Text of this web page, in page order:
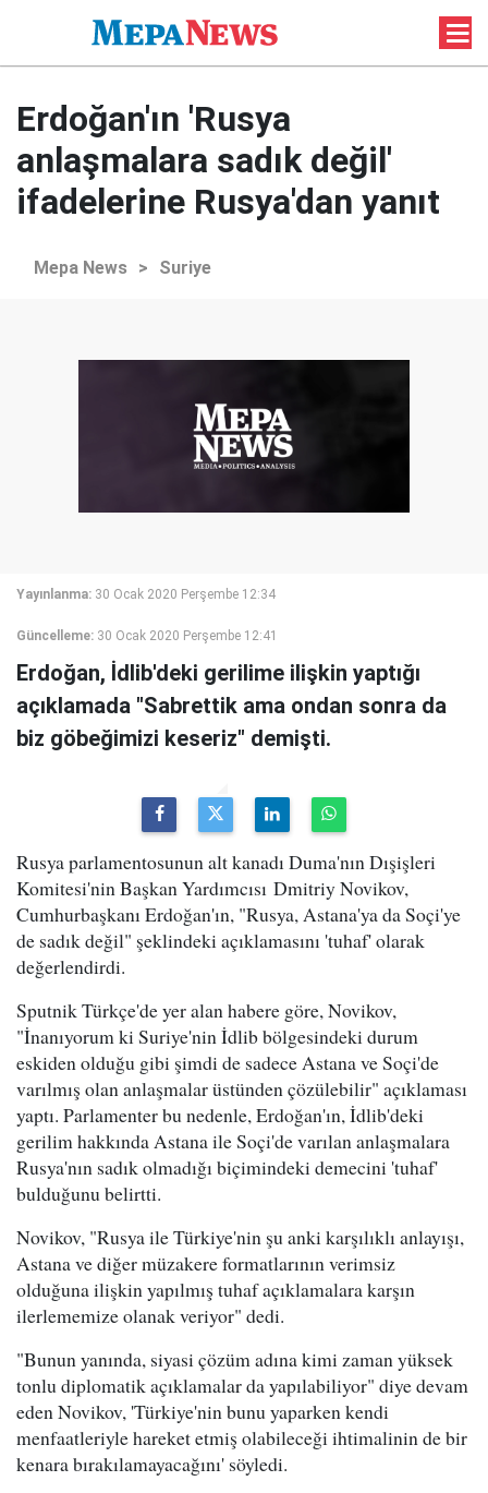
Erdoğan'ın 'Rusya
anlaşmalara sadık değil'
ifadelerine Rusya'dan yanıt
Mepa News > Suriye
Yayınlanma: 30 Ocak 2020 Perşembe 12:34
Güncelleme: 30 Ocak 2020 Perşembe 12:41
Erdoğan, İdlib'deki gerilime ilişkin yaptığı
açıklamada "Sabrettik ama ondan sonra da
biz göbeğimizi keseriz" demişti.
Rusya parlamentosunun alt kanadı Duma'nın Dışişleri
Komitesi'nin Başkan Yardımcısı Dmitriy Novikov,
Cumhurbaşkanı Erdoğan'ın, "Rusya, Astana'ya da Soçi'ye
de sadık değil" şeklindeki açıklamasını 'tuhaf' olarak
değerlendirdi.
Sputnik Türkçe'de yer alan habere göre, Novikov,
"İnanıyorum ki Suriye'nin İdlib bölgesindeki durum
eskiden olduğu gibi şimdi de sadece Astana ve Soçi'de
varılmış olan anlaşmalar üstünden çözülebilir" açıklaması
yaptı. Parlamenter bu nedenle, Erdoğan'ın, İdlib'deki
gerilim hakkında Astana ile Soçi'de varılan anlaşmalara
Rusya'nın sadık olmadığı biçimindeki demecini 'tuhaf'
bulduğunu belirtti.
Novikov, "Rusya ile Türkiye'nin şu anki karşılıklı anlayışı,
Astana ve diğer müzakere formatlarının verimsiz
olduğuna ilişkin yapılmış tuhaf açıklamalara karşın
ilerlememize olanak veriyor" dedi.
"Bunun yanında, siyasi çözüm adına kimi zaman yüksek
tonlu diplomatik açıklamalar da yapılabiliyor" diye devam
eden Novikov, 'Türkiye'nin bunu yaparken kendi
menfaatleriyle hareket etmiş olabileceği ihtimalinin de bir
kenara bırakılamayacağını' söyledi.